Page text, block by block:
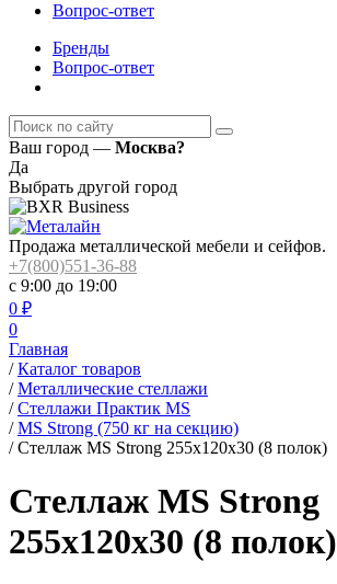
Вопрос-ответ
Бренды
Вопрос-ответ
Ваш город — Москва?
Да
Выбрать другой город
Продажа металлической мебели и сейфов.
+7(800)551-36-88
с 9:00 до 19:00
0 ₽
0
Главная
/ Каталог товаров
/ Металлические стеллажи
/ Стеллажи Практик MS
/ MS Strong (750 кг на секцию)
/ Стеллаж MS Strong 255x120x30 (8 полок)
Стеллаж MS Strong
255x120x30 (8 полок)